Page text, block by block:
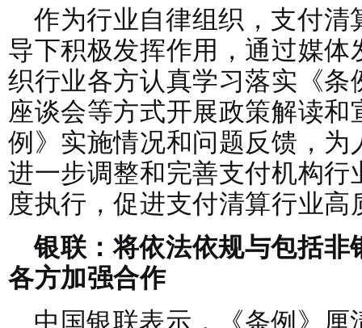
作为行业自律组织，支付
导下积极发挥作用，通过媒
织行业各方认真学习落实《
座谈会等方式开展政策解读
例》实施情况和问题反馈，
进一步调整和完善支付机构
度执行，促进支付清算行业高
银联：将依法依规与包括
各方加强合作
中国银联表示，《条例》